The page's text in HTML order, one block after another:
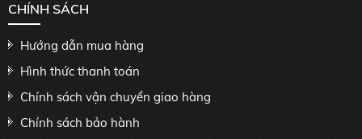
CHÍNH SÁCH
Hướng dẫn mua hàng
Hình thức thanh toán
Chính sách vận chuyển giao hàng
Chính sách bảo hành